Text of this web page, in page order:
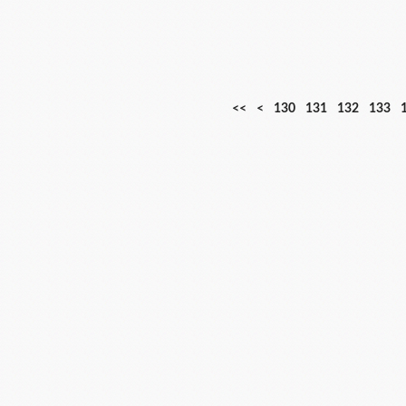
<< <
1
1
1
130 131 132 133